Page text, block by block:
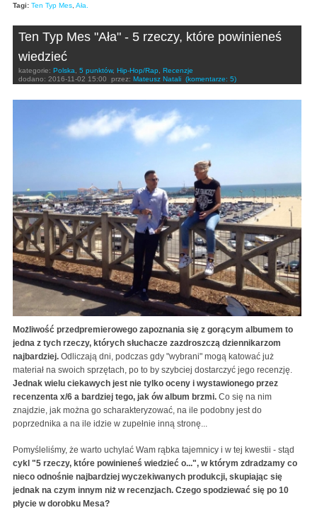
Tagi: Ten Typ Mes Ała.
Ten Typ Mes "Ała" - 5 rzeczy, które powinieneś
wiedzieć
kategorie: Polska 5 punktów, Hip-Hop/Rap
Recenzje
dodano: 2016-11-02 15:00 przez: Mateusz Natali (komentarze: 5)
Możliwość przedpremierowego zapoznania się z gorącym albumem to
jedna z tych rzeczy, których słuchacze zazdroszczą dziennikarzom
najbardziej. Odliczają dni, podczas gdy "wybrani" mogą katować już
materiał na swoich sprzętach, po to by szybciej dostarczyć jego recenzję.
Jednak wielu ciekawych jest nie tylko oceny i wystawionego przez
recenzenta x/6 a bardziej tego, jak ów album brzmi. Co się na nim
znajdzie, jak można go scharakteryzować, na ile podobny jest do
poprzednika a na ile idzie w zupełnie inną stronę...
Pomyśleliśmy, że warto uchylać Wam rąbka tajemnicy i w tej kwestii - stąd
cykl "5 rzeczy, które powinieneś wiedzieć o...", w którym zdradzamy co
nieco odnośnie najbardziej wyczekiwanych produkcji, skupiając się
jednak na czym innym niż w recenzjach. Czego spodziewać się po 10
płycie w dorobku Mesa?